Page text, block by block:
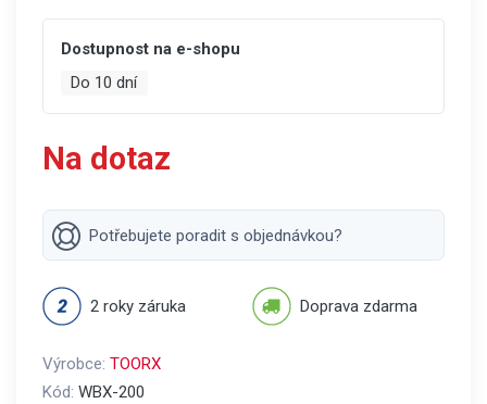
Dostupnost na e-shopu
Do 10 dní
Na dotaz
Potřebujete poradit s objednávkou?
2 roky záruka Doprava zdarma
Výrobce: TOORX
Kód: WBX-200